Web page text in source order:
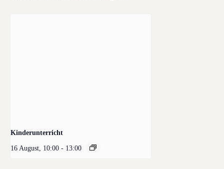
Kinderunterricht
16 August, 10:00 - 13:00